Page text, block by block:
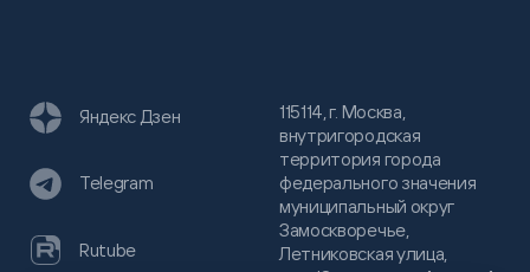
115114, г. Москва,
внутригородская
территория города
федерального значения
муниципальный округ
Замоскворечье,
Летниковская улица,
Яндекс Дзен
Telegram
Rutube